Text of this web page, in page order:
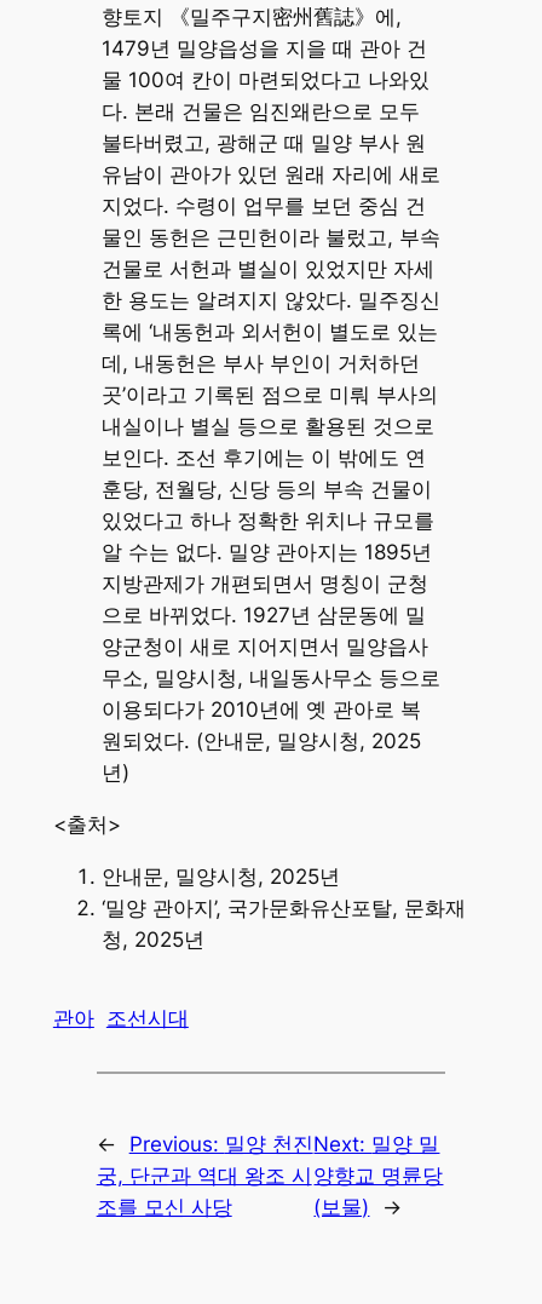
향토지 《밀주구지密州舊誌》에,
1479년 밀양읍성을 지을 때 관아 건
물 100여 칸이 마련되었다고 나와있
다. 본래 건물은 임진왜란으로 모두
불타버렸고, 광해군 때 밀양 부사 원
유남이 관아가 있던 원래 자리에 새로
지었다. 수령이 업무를 보던 중심 건
물인 동헌은 근민헌이라 불렀고, 부속
건물로 서헌과 별실이 있었지만 자세
한 용도는 알려지지 않았다. 밀주징신
록에 ‘내동헌과 외서헌이 별도로 있는
데, 내동헌은 부사 부인이 거처하던
곳’이라고 기록된 점으로 미뤄 부사의
내실이나 별실 등으로 활용된 것으로
보인다. 조선 후기에는 이 밖에도 연
훈당, 전월당, 신당 등의 부속 건물이
있었다고 하나 정확한 위치나 규모를
알 수는 없다. 밀양 관아지는 1895년
지방관제가 개편되면서 명칭이 군청
으로 바뀌었다. 1927년 삼문동에 밀
양군청이 새로 지어지면서 밀양읍사
무소, 밀양시청, 내일동사무소 등으로
이용되다가 2010년에 옛 관아로 복
원되었다. (안내문, 밀양시청, 2025
년)
<출처>
안내문, 밀양시청, 2025년
‘밀양 관아지’, 국가문화유산포탈, 문화재
청, 2025년
관아 조선시대
← Previous: 밀양 천진
궁, 단군과 역대 왕조 시
조를 모신 사당
Next: 밀양 밀
양향교 명륜당
(보물)
→